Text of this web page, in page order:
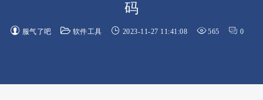
码
服气了吧 软件工具 2023-11-27 11:41:08 565 0